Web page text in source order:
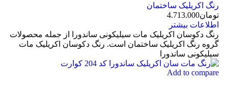
رنگ اکریلیک ساختمان
تومان4.713.000
اطلاعات بیشتر
رنگ دکوسان اکریلیک مات سیلیکونی ساندورا از جمله محصولات
گروه رنگ اکریلیک ساختمان است. رنگ دکوسان اکریلیک مات
سیلیکونی ساندورا
Add to compare